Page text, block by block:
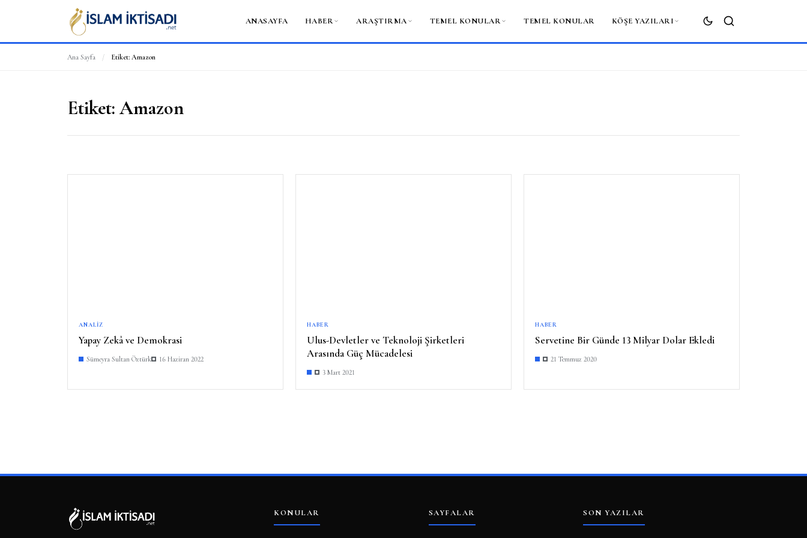
ANASAYFA HABER ARAŞTIRMA TEMEL KONULAR TEMEL KONULAR KÖŞE YAZILARI
ARA
Ana Sayfa / Etiket: Amazon
Etiket:Amazon
ANALIZ
Yapay Zekâ ve Demokrasi
Sümeyra Sultan Öztürk 16 Haziran 2022
HABER
Ulus-Devletler ve Teknoloji Şirketleri
Arasında Güç Mücadelesi
3 Mart 2021
HABER
Servetine Bir Günde 13 Milyar Dolar Ekledi
21 Temmuz 2020
KONULAR SAYFALAR SON YAZILAR